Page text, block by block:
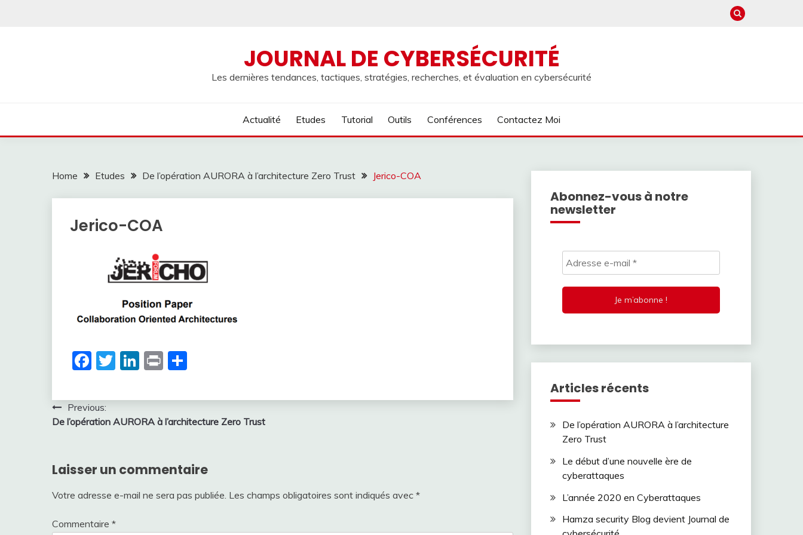
JOURNAL DE CYBERSÉCURITÉ
Les dernières tendances, tactiques, stratégies, recherches, et évaluation en cybersécurité
Actualité Etudes Tutorial Outils Conférences Contactez Moi
Home Etudes De l’opération AURORA à l’architecture Zero Trust Jerico-COA
Jerico-COA
Facebook
Twitter
LinkedIn
Print
Navigation
de
Previous:
De l’opération AURORA à l’architecture Zero Trust
Laisser un commentaire
Votre adresse e-mail ne sera pas publiée. Les champs obligatoires sont indiqués avec *
Commentaire *
Abonnez-vous à notre
newsletter
Articles récents
De l’opération AURORA à l’architecture
Zero Trust
Le début d’une nouvelle ère de
cyberattaques
L’année 2020 en Cyberattaques
Hamza security Blog devient Journal de